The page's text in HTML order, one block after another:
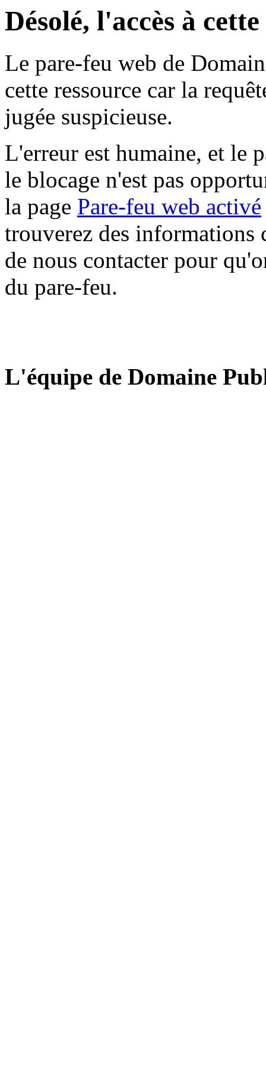
Désolé, l'accès à
Le pare-feu web de
cette ressource car la
jugée suspicieuse.
L'erreur est humaine, et le
le blocage n'est pas
la page Pare-feu web activé
trouverez des informations
de nous contacter pour
du pare-feu.
L'équipe de Domaine